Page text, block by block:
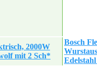
2000W
mit 2 Sch*
Bosch